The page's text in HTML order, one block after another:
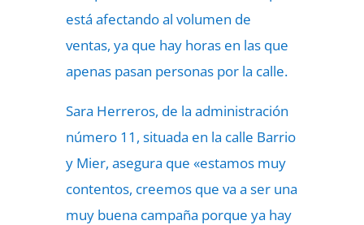
está afectando al volumen de
ventas, ya que hay horas en las que
apenas pasan personas por la calle.
Sara Herreros, de la administración
número 11, situada en la calle Barrio
y Mier, asegura que «estamos muy
contentos, creemos que va a ser una
muy buena campaña porque ya hay